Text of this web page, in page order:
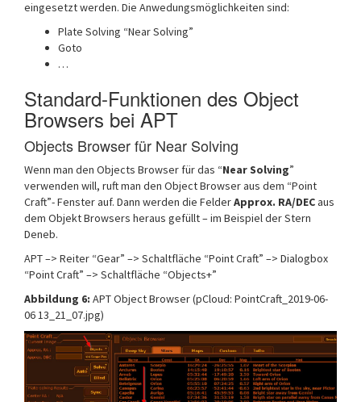
eingesetzt werden. Die Anwedungsmöglichkeiten sind:
Plate Solving “Near Solving”
Goto
…
Standard-Funktionen des Object
Browsers bei APT
Objects Browser für Near Solving
Wenn man den Objects Browser für das “Near Solving”
verwenden will, ruft man den Object Browser aus dem “Point
Craft”- Fenster auf. Dann werden die FelderApprox. RA/DECaus
dem Objekt Browsers heraus gefüllt – im Beispiel der Stern
Deneb.
APT –> Reiter “Gear” –> Schaltfläche “Point Craft” –> Dialogbox
“Point Craft” –> Schaltfläche “Objects+”
Abbildung 6: APT Object Browser (pCloud: PointCraft_2019-06-
06 13_21_07.jpg)